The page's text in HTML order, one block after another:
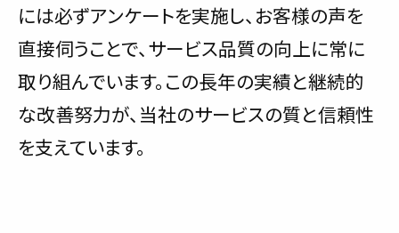
には必ずアンケートを実施し、お客様の声を
直接伺うことで、サービス品質の向上に常に
取り組んでいます。この長年の実績と継続的
な改善努力が、当社のサービスの質と信頼性
を支えています。